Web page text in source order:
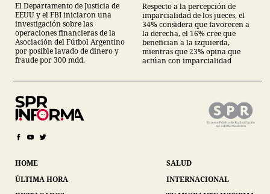
El Departamento de Justicia de
EEUU y el FBI iniciaron una
investigación sobre las
operaciones financieras de la
Asociación del Fútbol Argentino
por posible lavado de dinero y
fraude por 300 mdd.
Respecto a la percepción de
imparcialidad de los jueces, el
34% considera que favorecen a
la derecha, el 16% cree que
benefician a la izquierda,
mientras que 23% opina que
actúan con imparcialidad
HOME
ÚLTIMA HORA
SALUD
INTERNACIONAL